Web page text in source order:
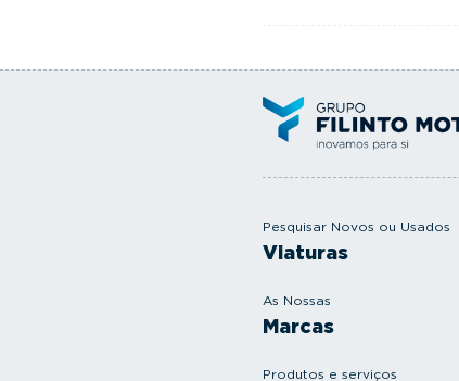
Pesquisar Novos ou Usados
Viaturas
As Nossas
Marcas
Produtos e serviços